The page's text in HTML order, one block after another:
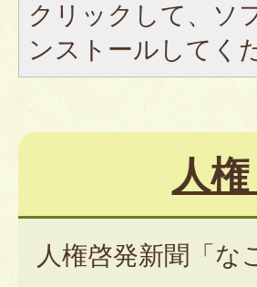
クリックして、ソ
ンストールしてく
人
人権啓発新聞「な